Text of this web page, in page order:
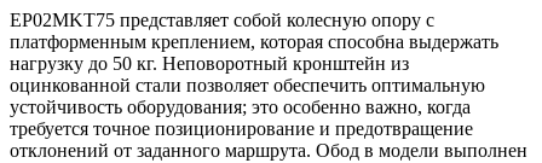
EP02MKT75 представляет собой колесную опору с
платформенным креплением, которая способна выдержать
нагрузку до 50 кг. Неповоротный кронштейн из
оцинкованной стали позволяет обеспечить оптимальную
устойчивость оборудования; это особенно важно, когда
требуется точное позиционирование и предотвращение
отклонений от заданного маршрута. Обод в модели выполнен